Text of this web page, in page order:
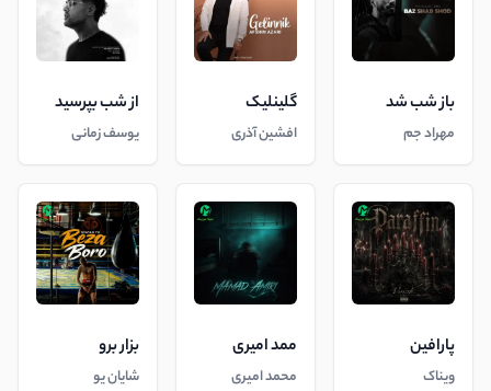
باز شب شد
مهراد جم
گلینلیک
افشین آذری
از شب بپرسید
یوسف زمانی
پارافین
ویناک
ممد امیری
محمد امیری
بزار برو
شایان یو